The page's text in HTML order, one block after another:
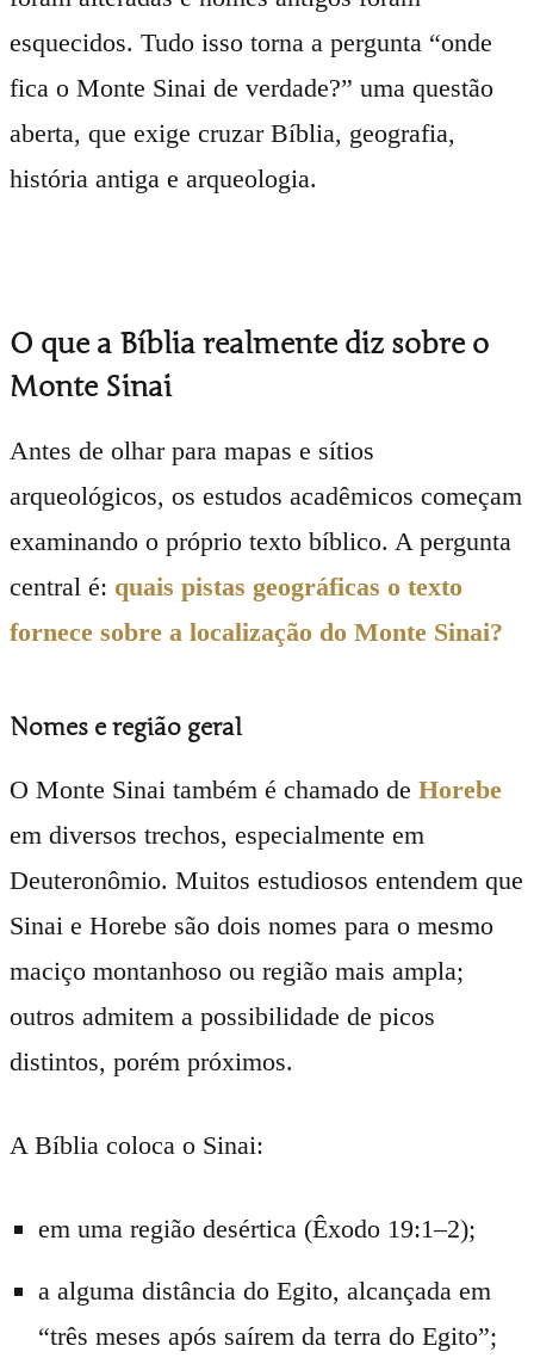
esquecidos. Tudo isso torna a pergunta “onde
fica o Monte Sinai de verdade?” uma questão
aberta, que exige cruzar Bíblia, geografia,
história antiga e arqueologia.
O que a Bíblia realmente diz sobre o
Monte Sinai
Antes de olhar para mapas e sítios
arqueológicos, os estudos acadêmicos começam
examinando o próprio texto bíblico. A pergunta
central é: quais pistas geográficas o texto
fornece sobre a localização do Monte Sinai?
Nomes e região geral
O Monte Sinai também é chamado de Horebe
em diversos trechos, especialmente em
Deuteronômio. Muitos estudiosos entendem que
Sinai e Horebe são dois nomes para o mesmo
maciço montanhoso ou região mais ampla;
outros admitem a possibilidade de picos
distintos, porém próximos.
A Bíblia coloca o Sinai:
em uma região desértica (Êxodo 19:1–2);
a alguma distância do Egito, alcançada em
“três meses após saírem da terra do Egito”;